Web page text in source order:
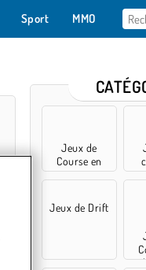
Sport MMO
Jeux de
Course en
moto
Jeux de Drift